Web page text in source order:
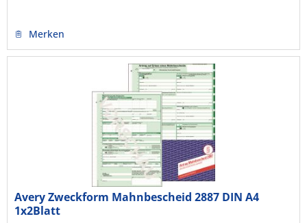
Merken
Avery Zweckform Mahnbescheid 2887 DIN A4
1x2Blatt